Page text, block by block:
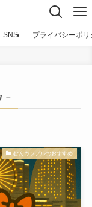
SNS プライバシーポリ
–
むんカップルのおすすめ